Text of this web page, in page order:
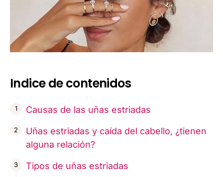
Indice de contenidos
Causas de las uñas estriadas
Uñas estriadas y caída del cabello, ¿tienen
alguna relación?
Tipos de uñas estriadas